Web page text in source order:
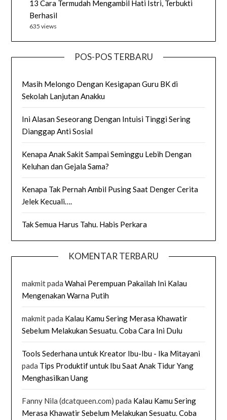
13 Cara Termudah Mengambil Hati Istri, Terbukti
Berhasil
635 views
POS-POS TERBARU
Masih Melongo Dengan Kesigapan Guru BK di
Sekolah Lanjutan Anakku
Ini Alasan Seseorang Dengan Intuisi Tinggi Sering
Dianggap Anti Sosial
Kenapa Anak Sakit Sampai Seminggu Lebih Dengan
Keluhan dan Gejala Sama?
Kenapa Tak Pernah Ambil Pusing Saat Denger Cerita
Jelek Kecuali….
Tak Semua Harus Tahu. Habis Perkara
KOMENTAR TERBARU
makmitpadaWahai Perempuan Pakailah Ini Kalau
Mengenakan Warna Putih
makmitpada Kalau Kamu Sering Merasa Khawatir
Sebelum Melakukan Sesuatu. Coba Cara Ini Dulu
Tools Sederhana untuk Kreator Ibu-Ibu - Ika Mitayani
pada Tips Produktif untuk Ibu Saat Anak Tidur Yang
Menghasilkan Uang
Fanny Nila (dcatqueen.com) pada Kalau Kamu Sering
Merasa Khawatir Sebelum Melakukan Sesuatu. Coba